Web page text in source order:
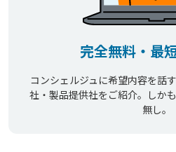
完全無料・最
コンシェルジュに希望内容を話
社・製品提供社をご紹介。しか
無し。